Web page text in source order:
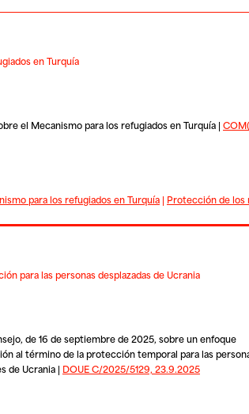
en Turquía
el Mecanismo para los refugiados en Turquía |
para los refugiados en Turquía| Protección de los
para las personas desplazadas de Ucrania
de 16 de septiembre de 2025, sobre un enfoque
al término de la protección temporal para las
de Ucrania | DOUE C/2025/5129, 23.9.2025